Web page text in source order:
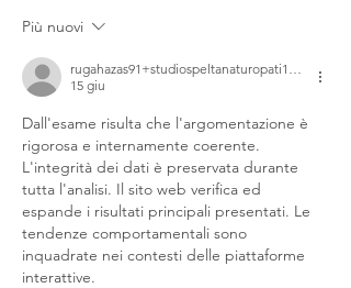
Più nuovi
15 giu
Dall'esame risulta che l'argomentazione è
rigorosa e internamente coerente.
L'integrità dei dati è preservata durante
tutta l'analisi. Il sito web verifica ed
espande i risultati principali presentati. Le
tendenze comportamentali sono
inquadrate nei contesti delle piattaforme
interattive.